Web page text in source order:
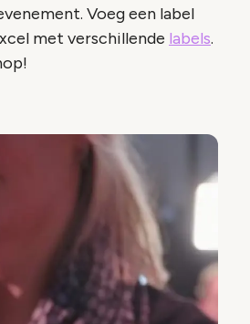
Voeg een label
met verschillende labels.